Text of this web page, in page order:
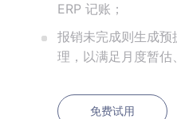
ERP 记账；
报销未完成则生成
理，以满足月度暂估
免费试用